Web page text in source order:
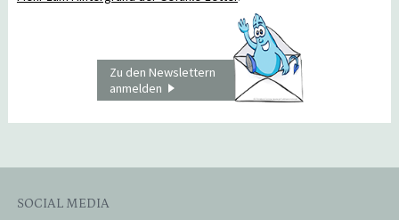
Zu den Newslettern
anmelden
SOCIAL MEDIA